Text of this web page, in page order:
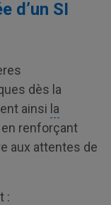
d’un SI
dès la
ainsi la
en renforçant
aux attentes de
: